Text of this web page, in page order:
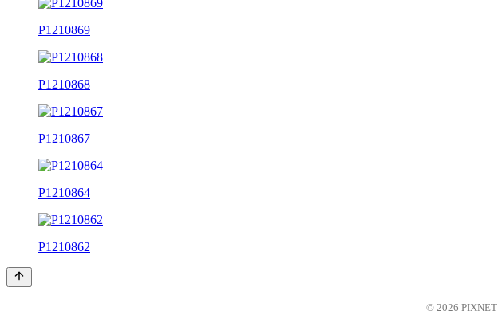
P1210869
P1210868
P1210867
P1210864
P1210862
© 2026 PIXNET